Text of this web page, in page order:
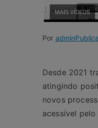
Por admin
Desde 2021
atingindo
novos
acessível